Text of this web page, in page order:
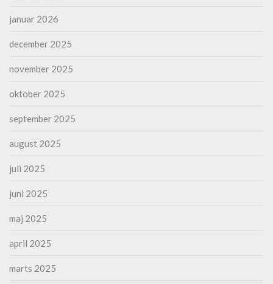
januar 2026
december 2025
november 2025
oktober 2025
september 2025
august 2025
juli 2025
juni 2025
maj 2025
april 2025
marts 2025